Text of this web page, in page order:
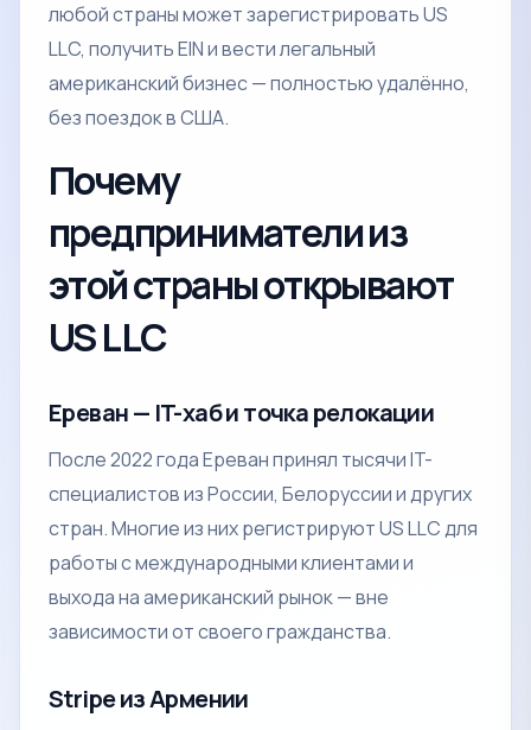
любой страны может зарегистрировать US
LLC, получить EIN и вести легальный
американский бизнес — полностью удалённо,
без поездок в США.
Почему
предприниматели из
этой страны открывают
US LLC
Ереван — IT-хаб и точка релокации
После 2022 года Ереван принял тысячи IT-
специалистов из России, Белоруссии и других
стран. Многие из них регистрируют US LLC для
работы с международными клиентами и
выхода на американский рынок — вне
зависимости от своего гражданства.
Stripe из Армении